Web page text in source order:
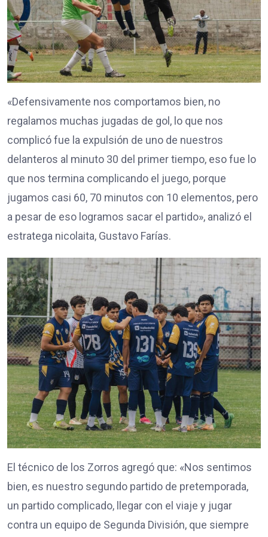
«Defensivamente nos comportamos bien, no
regalamos muchas jugadas de gol, lo que nos
complicó fue la expulsión de uno de nuestros
delanteros al minuto 30 del primer tiempo, eso fue lo
que nos termina complicando el juego, porque
jugamos casi 60, 70 minutos con 10 elementos, pero
a pesar de eso logramos sacar el partido», analizó el
estratega nicolaita, Gustavo Farías.
El técnico de los Zorros agregó que: «Nos sentimos
bien, es nuestro segundo partido de pretemporada,
un partido complicado, llegar con el viaje y jugar
contra un equipo de Segunda División, que siempre